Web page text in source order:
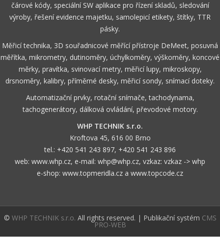
čárové kódy, speciální SW aplikace pro řízení skladů, sledování
výroby, řešení evidence majetku, samolepicí etikety, štítky, TTR
pásky.
Měřicí technika, 3D souřadnicové měřící přístroje DeMeet, posuvná
měřítka, mikrometry, dutinoměry, úchylkoměry, výškoměry, koncové
měrky, pravítka, svinovací metry, měřicí lupy, mikroskopy,
drsnoměry, kalibry, příměrné desky, měřicí sondy, snímací doteky.
Automatizační prvky, rotační snímače, tachodynama,
tachogenerátory, dálková ovládání, převodové motory.
WHP TECHNIK s.r.o.
Kroftova 45, 616 00 Brno
tel.: +420 541 243 897, +420 541 243 896
web: www.whp.cz, e-mail: whp@whp.cz, vzkaz: vzkaz -> whp
e-shop: www.topmeridla.cz a www.topcode.cz
© WHP TECHNIK s.r.o. All rights reserved. | Publikační systém CMS
PRO-WEB